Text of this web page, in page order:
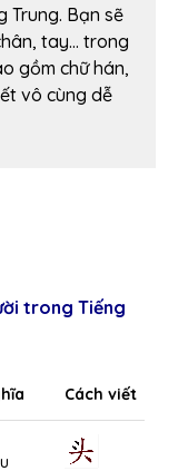
Trung. Bạn sẽ
tay… trong
gồm chữ hán,
vô cùng dễ
trong Tiếng
Cách viết